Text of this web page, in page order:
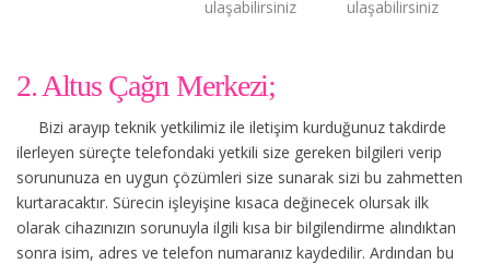
ulaşabilirsiniz
ulaşabilirsiniz
2. Altus Çağrı Merkezi;
Bizi arayıp teknik yetkilimiz ile iletişim kurduğunuz takdirde
ilerleyen süreçte telefondaki yetkili size gereken bilgileri verip
sorununuza en uygun çözümleri size sunarak sizi bu zahmetten
kurtaracaktır. Sürecin işleyişine kısaca değinecek olursak ilk
olarak cihazınızın sorunuyla ilgili kısa bir bilgilendirme alındıktan
sonra isim, adres ve telefon numaranız kaydedilir. Ardından bu